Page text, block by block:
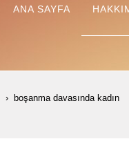
ANA SAYFA
boşanma davasinda kadin